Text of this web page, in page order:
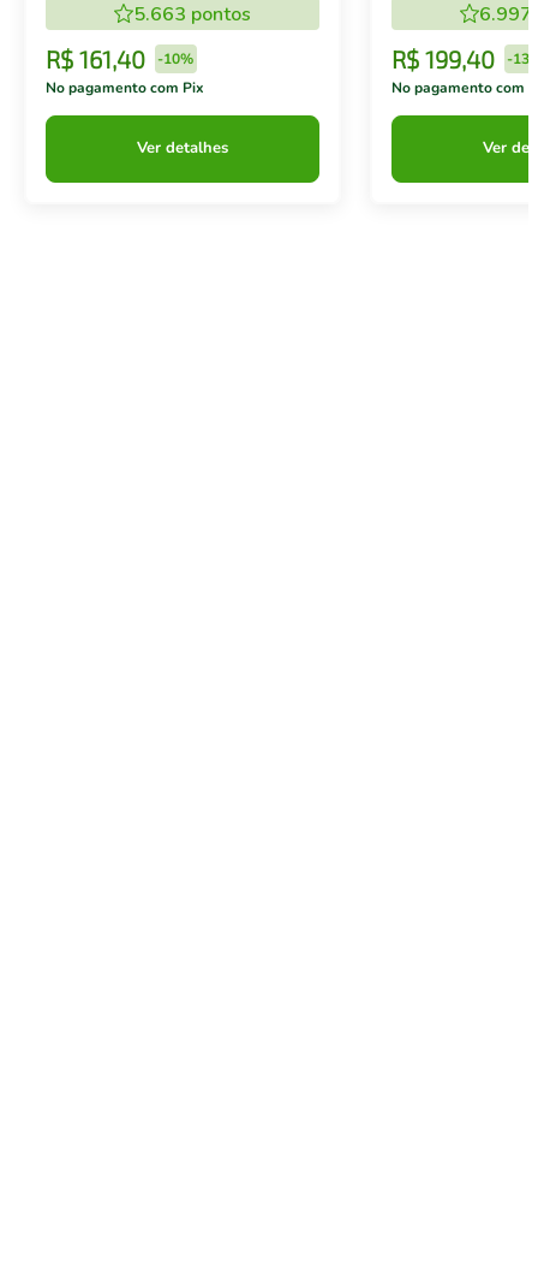
5.663 pontos
R$ 161,40 -10%
No pagamento com Pix
Ver detalhes
6.997
R$ 199,40 -
No pagamento com
Ver